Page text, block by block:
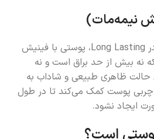
نیمه‌مات)
پس از استفاده از کرم پودر Long Lasting، پوستی با فینیش
نه بیش از حد براق است و نه
حالت ظاهری طبیعی و شاداب به
پوست کمک می‌کند تا در طول
ایجاد نشود.